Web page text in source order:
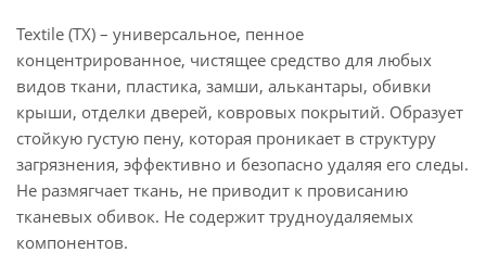
Textile (TX) – универсальное, пенное
концентрированное, чистящее средство для любых
видов ткани, пластика, замши, алькантары, обивки
крыши, отделки дверей, ковровых покрытий. Образует
стойкую густую пену, которая проникает в структуру
загрязнения, эффективно и безопасно удаляя его следы.
Не размягчает ткань, не приводит к провисанию
тканевых обивок. Не содержит трудноудаляемых
компонентов.